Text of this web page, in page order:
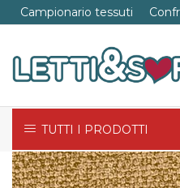
Campionario tessuti
TUTTI I PRODOTTI